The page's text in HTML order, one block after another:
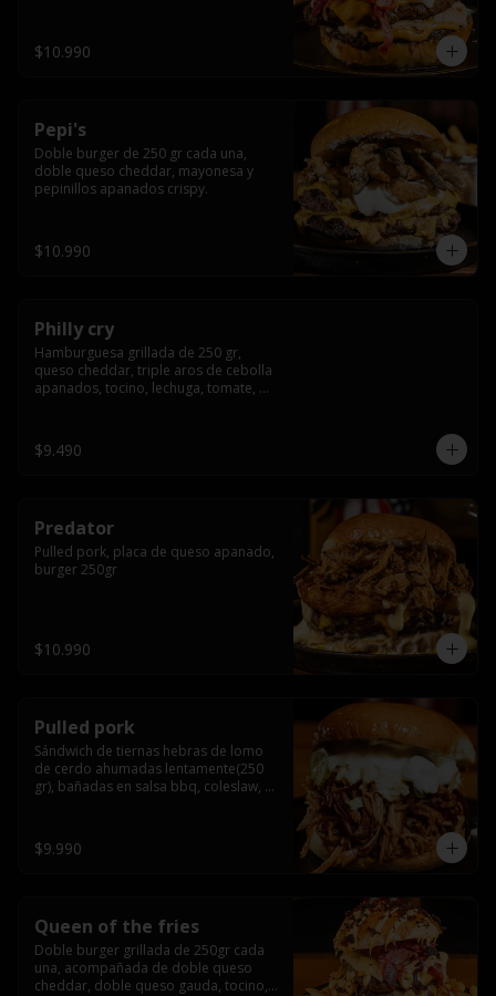
$10.990
Pepi's
Doble burger de 250 gr cada una,
doble queso cheddar, mayonesa y
pepinillos apanados crispy.
$10.990
Philly cry
Hamburguesa grillada de 250 gr,
queso cheddar, triple aros de cebolla
apanados, tocino, lechuga, tomate,
$9.490
Predator
Pulled pork, placa de queso apanado,
burger 250gr
$10.990
Pulled pork
Sándwich de tiernas hebras de lomo
de cerdo ahumadas lentamente(250
gr), bañadas en salsa bbq, coleslaw,
$9.990
Queen of the fries
Doble burger grillada de 250gr cada
una, acompañada de doble queso
cheddar, doble queso gauda, tocino,